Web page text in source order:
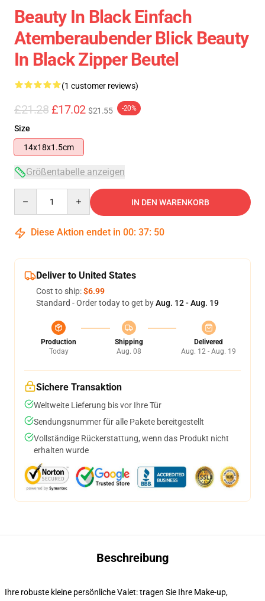
Beauty In Black Einfach
Atemberaubender Blick Beauty
In Black Zipper Beutel
(1 customer reviews)
£21.28 £17.02 $21.55 -20%
Size
14x18x1.5cm
Größentabelle anzeigen
IN DEN WARENKORB
Diese Aktion endet in 00: 37: 50
Deliver to United States
Cost to ship:$6.99
Standard - Order today to get byAug. 12 - Aug. 19
Production
Today
Shipping
Aug. 08
Delivered
Aug. 12 - Aug. 19
Sichere Transaktion
Weltweite Lieferung bis vor Ihre Tür
Sendungsnummer für alle Pakete bereitgestellt
Vollständige Rückerstattung, wenn das Produkt nicht
erhalten wurde
Beschreibung
Ihre robuste kleine persönliche Valet: tragen Sie Ihre Make-up,